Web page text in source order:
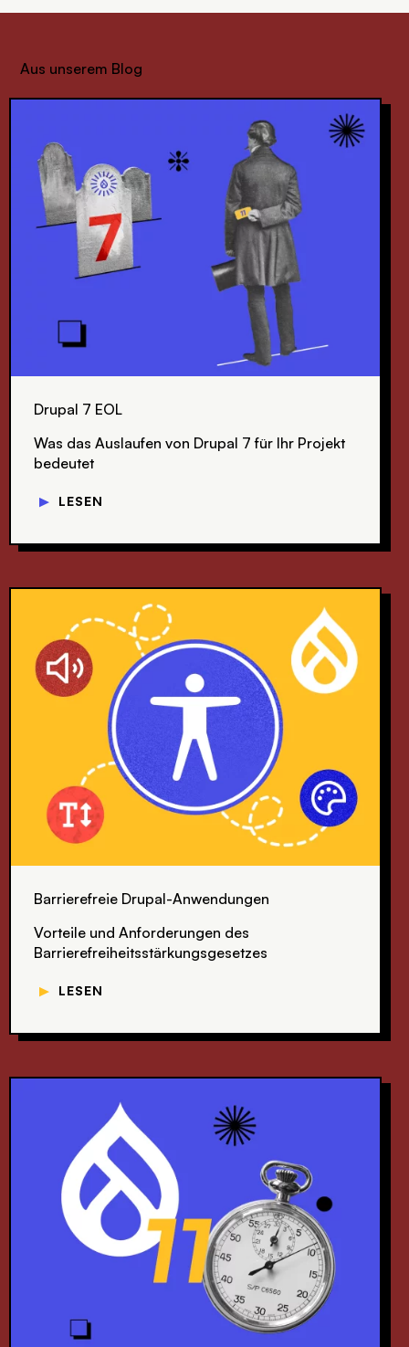
Aus unserem Blog
Drupal 7 EOL
Was das Auslaufen von Drupal 7 für Ihr Projekt
bedeutet
▼ LESEN
Barrierefreie Drupal-Anwendungen
Vorteile und Anforderungen des
Barrierefreiheits­stärkungsgesetzes
▼ LESEN